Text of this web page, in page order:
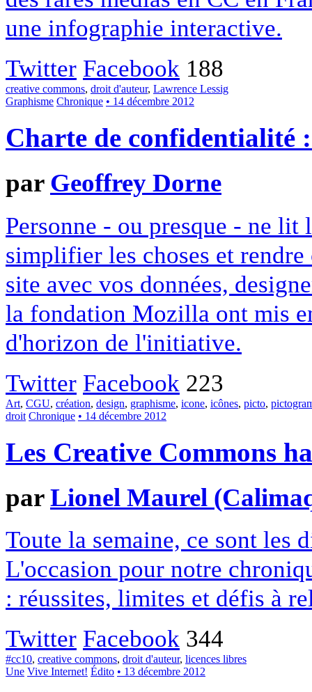
une infographie interactive.
Twitter Facebook 188
creative commons, droit d'auteur, Lawrence Lessig
Graphisme Chronique • 14 décembre 2012
Charte de confidentialité
par Geoffrey Dorne
Personne - ou presque - ne
simplifier les choses et
site avec vos données,
la fondation Mozilla ont mis
d'horizon de l'initiative.
Twitter Facebook 223
Art, CGU, création, design, graphisme, icone, icônes, picto,
droit Chronique • 14 décembre 2012
Les Creative Commons
parLionel Maurel
Toute la semaine, ce sont les
L'occasion pour notre
: réussites, limites et défis à
Twitter Facebook 344
#cc10, creative commons, droit d'auteur, licences libres
Une Vive Internet! Édito • 13 décembre 2012